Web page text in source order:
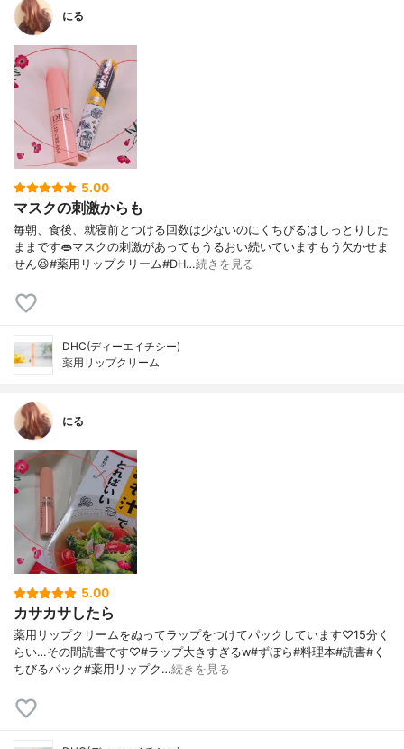
にる
5.00
マスクの刺激からも
毎朝、食後、就寝前とつける回数は少ないのにくちびるはしっとりした
ままです👄マスクの刺激があってもうるおい続いていますもう欠かせま
せん😆#薬用リップクリーム#DH…続きを見る
DHC(ディーエイチシー)
薬用リップクリーム
にる
5.00
カサカサしたら
薬用リップクリームをぬってラップをつけてパックしています♡15分く
らい…その間読書です♡#ラップ大きすぎるw#ずぼら#料理本#読書#く
ちびるパック#薬用リップク…続きを見る